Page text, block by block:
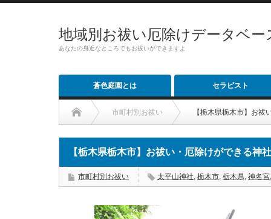
地域別お祓い厄除けデータベー
あなたの身近なところでもお祓いができますよ
蒼色庭園とは セラピスト
市町村別お祓い 【栃木県栃木市】お
【栃木県栃木市】お祓い・厄除けができる神
市町村別お祓い 太平山神社, 栃木市, 栃木県, 神名宮